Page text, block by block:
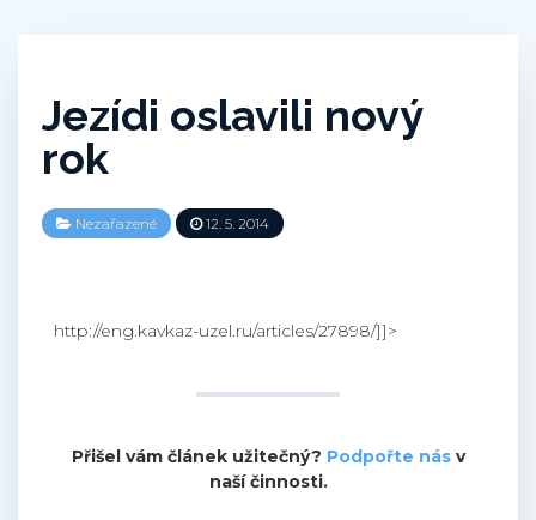
Jezídi oslavili nový
rok
Nezařazené 12. 5. 2014
http://eng.kavkaz-uzel.ru/articles/27898/]]>
Přišel vám článek užitečný? Podpořte násv
naší činnosti.